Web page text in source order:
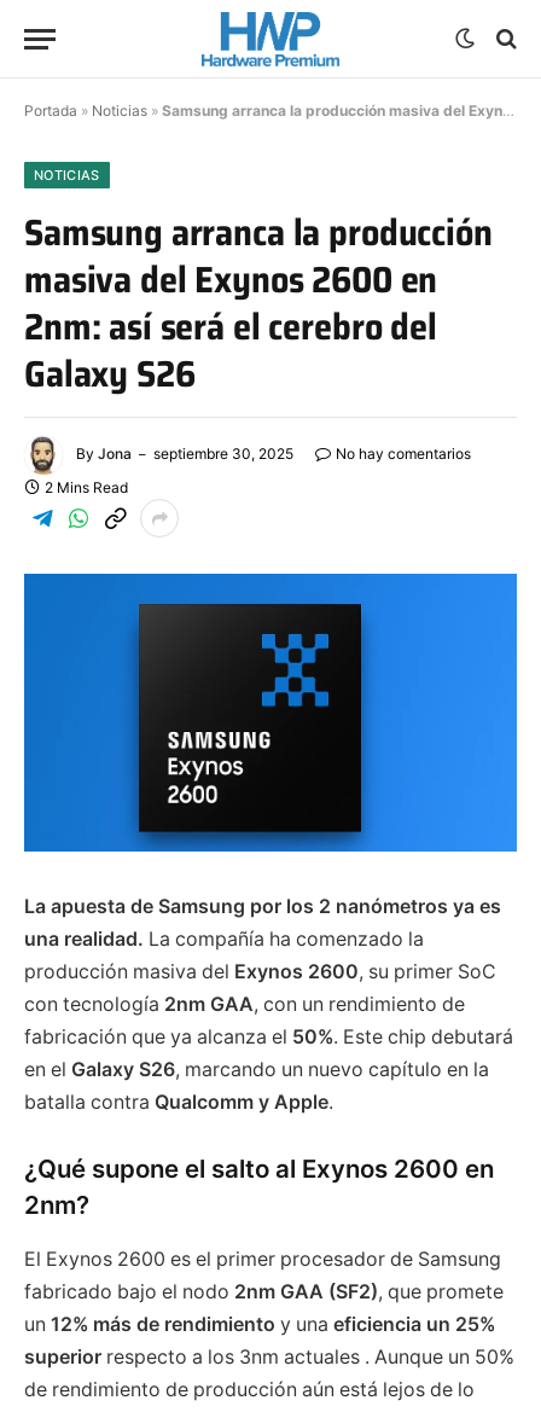
Portada » Noticias » Samsung arranca la producción masiva del Exynos 2600 en 2nm: así será el cerebro del Galaxy S26
NOTICIAS
Samsung arranca la producción
masiva del Exynos 2600 en
2nm: así será el cerebro del
Galaxy S26
By Jona septiembre 30, 2025
No hay comentarios
2 Mins Read
La apuesta de Samsung por los 2 nanómetros ya es
una realidad. La compañía ha comenzado la
producción masiva del Exynos 2600, su primer SoC
con tecnología 2nm GAA, con un rendimiento de
fabricación que ya alcanza el 50%. Este chip debutará
en el Galaxy S26, marcando un nuevo capítulo en la
batalla contra Qualcomm y Apple.
¿Qué supone el salto al Exynos 2600 en
2nm?
El Exynos 2600 es el primer procesador de Samsung
fabricado bajo el nodo 2nm GAA (SF2), que promete
un 12% más de rendimiento y una eficiencia un 25%
superior respecto a los 3nm actuales . Aunque un 50%
de rendimiento de producción aún está lejos de lo